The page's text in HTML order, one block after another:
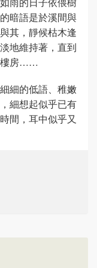
暗語是於溪間與
其，靜候枯木逢
地維持著，直到
樓房……
細的低語、稚嫩
細想起似乎已有
間，耳中似乎又